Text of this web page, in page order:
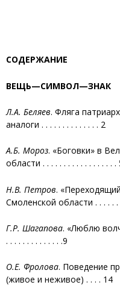
СОДЕРЖАНИЕ
ВЕЩЬ—СИМВОЛ—ЗНАК
Л.А. Беляев. Фляга
аналоги . . . . . . . . . . . . . . 2
А.Б. Мороз. «Боговки» в
области . . . . . . . . . . . . . . . . . .
Н.В. Петров.
Смоленской области . . . . . .
Г.Р. Шагапова. «Люблю
. . . . . . . . . . . . . .9
О.Е. Фролова. Поведение
(живое и неживое) . . . . 14